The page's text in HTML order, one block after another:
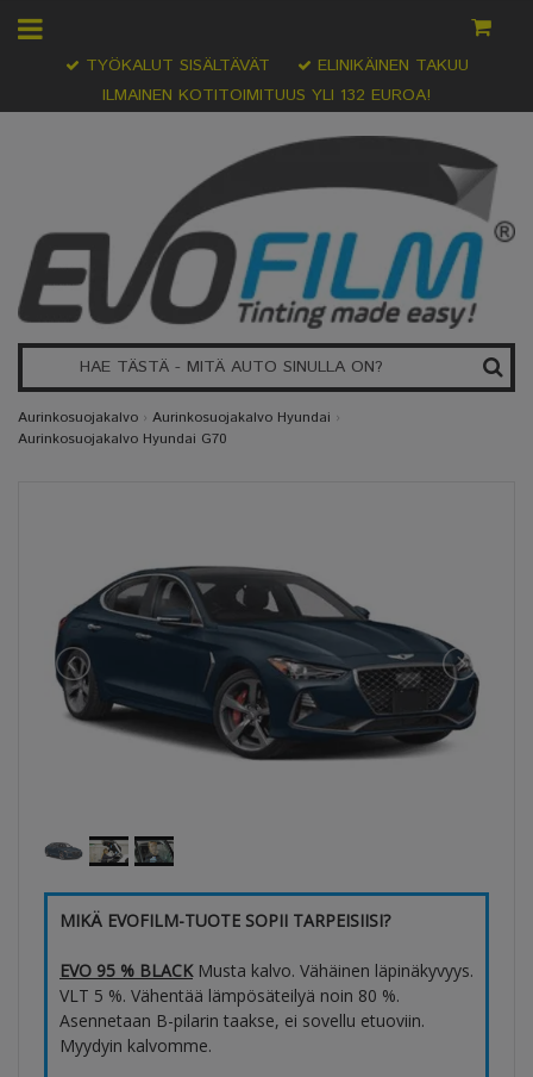
ILMAINEN KOTITOIMITUUS YLI 132 EUROA!
TYÖKALUT SISÄLTÄVÄT ELINIKÄINEN TAKUU
Aurinkosuojakalvo › Aurinkosuojakalvo Hyundai ›
Aurinkosuojakalvo Hyundai G70
MIKÄ EVOFILM-TUOTE SOPII TARPEISIISI?
EVO 95 % BLACKMusta kalvo. Vähäinen läpinäkyvyys.
VLT 5 %. Vähentää lämpösäteilyä noin 80 %.
Asennetaan B-pilarin taakse, ei sovellu etuoviin.
Myydyin kalvomme.